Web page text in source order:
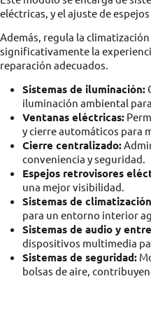
eléctricas, y el ajuste de
Además, regula la
significativamente la
reparación adecuados.
Sistemas de iluminación:
iluminación ambiental
Ventanas eléctricas:
y cierre automáticos para
Cierre centralizado:
conveniencia y seguridad.
Espejos retrovisores
una mejor visibilidad.
Sistemas de
para un entorno interior
Sistemas de audio y
dispositivos multimedia
Sistemas de seguridad:
bolsas de aire,